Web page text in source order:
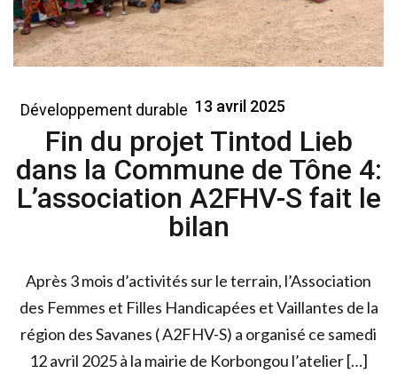
Développement durable 13 avril 2025
Fin du projet Tintod Lieb
dans la Commune de Tône 4:
L’association A2FHV-S fait le
bilan
Après 3 mois d’activités sur le terrain, l’Association
des Femmes et Filles Handicapées et Vaillantes de la
région des Savanes ( A2FHV-S) a organisé ce samedi
12 avril 2025 à la mairie de Korbongou l’atelier […]